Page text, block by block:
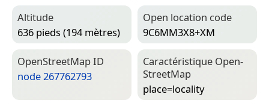
Altitude
636 pieds (194 mètres)
Open location code
9C6MM3X8+XM
Open­Street­Map ID
node 267762793
Caractéristique Open­
Street­Map
place=­locality